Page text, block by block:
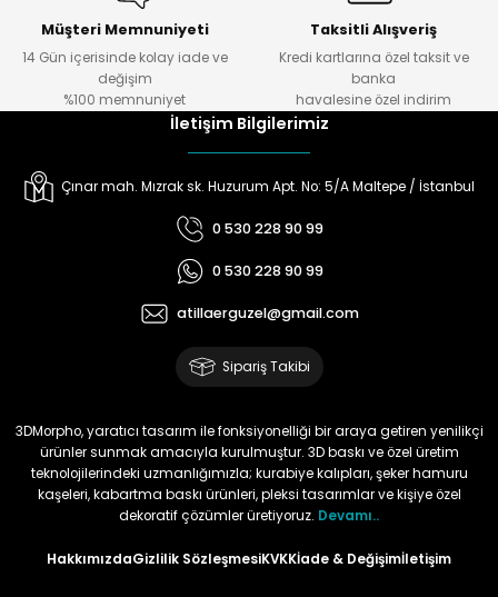
Müşteri Memnuniyeti
14 Gün içerisinde kolay iade ve
değişim
%100 memnuniyet
Taksitli Alışveriş
Kredi kartlarına özel taksit ve
banka
havalesine özel indirim
İletişim Bilgilerimiz
Çınar mah. Mızrak sk. Huzurum Apt. No: 5/A Maltepe / İstanbul
0 530 228 90 99
0 530 228 90 99
atillaerguzel@gmail.com
Sipariş Takibi
3DMorpho, yaratıcı tasarım ile fonksiyonelliği bir araya getiren yenilikçi
ürünler sunmak amacıyla kurulmuştur. 3D baskı ve özel üretim
teknolojilerindeki uzmanlığımızla; kurabiye kalıpları, şeker hamuru
kaşeleri, kabartma baskı ürünleri, pleksi tasarımlar ve kişiye özel
dekoratif çözümler üretiyoruz. Devamı..
HakkımızdaGizlilik SözleşmesiKVKKİade & Değişimİletişim